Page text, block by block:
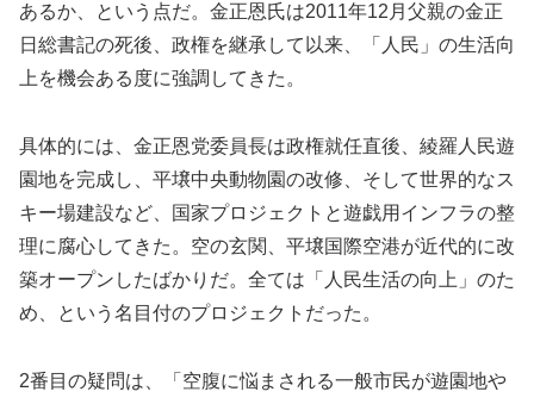
あるか、という点だ。金正恩氏は2011年12月父親の金正
日総書記の死後、政権を継承して以来、「人民」の生活向
上を機会ある度に強調してきた。
具体的には、金正恩党委員長は政権就任直後、綾羅人民遊
園地を完成し、平壌中央動物園の改修、そして世界的なス
キー場建設など、国家プロジェクトと遊戯用インフラの整
理に腐心してきた。空の玄関、平壌国際空港が近代的に改
築オープンしたばかりだ。全ては「人民生活の向上」のた
め、という名目付のプロジェクトだった。
2番目の疑問は、「空腹に悩まされる一般市民が遊園地や